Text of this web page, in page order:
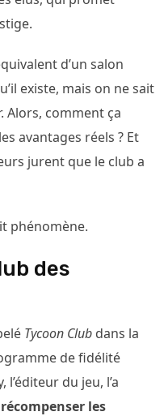
d’un salon
existe, mais on ne sait
Alors, comment ça
avantages réels ? Et
jurent que le club a
phénomène.
des
Tycoon Club dans la
de fidélité
l’éditeur du jeu, l’a
récompenser les